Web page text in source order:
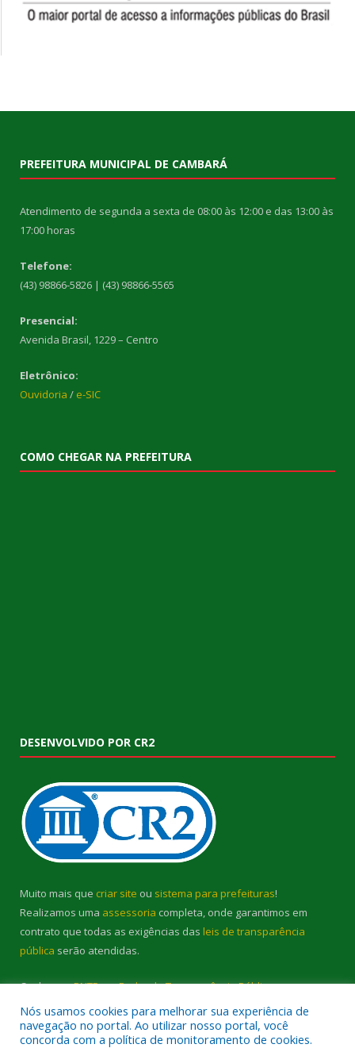
PREFEITURA MUNICIPAL DE CAMBARÁ
Atendimento de segunda a sexta de 08:00 às 12:00 e das 13:00 às
17:00 horas
Telefone:
(43) 98866-5826 | (43) 98866-5565
Presencial:
Avenida Brasil, 1229 – Centro
Eletrônico:
Ouvidoria / e-SIC
COMO CHEGAR NA PREFEITURA
DESENVOLVIDO POR CR2
Muito mais que criar site ou sistema para prefeituras!
Realizamos uma assessoria completa, onde garantimos em
contrato que todas as exigências das leis de transparência
pública serão atendidas.
Conheça oPNTPe oRadar da Transparência Pública
Nós usamos cookies para melhorar sua experiência de
navegação no portal. Ao utilizar nosso portal, você
concorda com a política de monitoramento de cookies.